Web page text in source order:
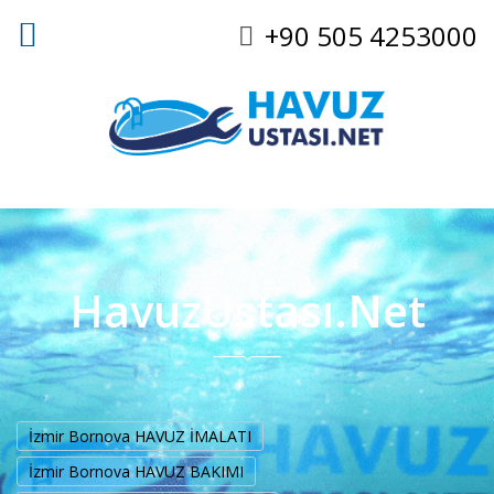
+90 505 4253000
HavuzUstası.Net
İzmir Bornova HAVUZ İMALATI
İzmir Bornova HAVUZ BAKIMI